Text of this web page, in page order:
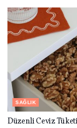
SAĞLIK
Düzenli Ceviz